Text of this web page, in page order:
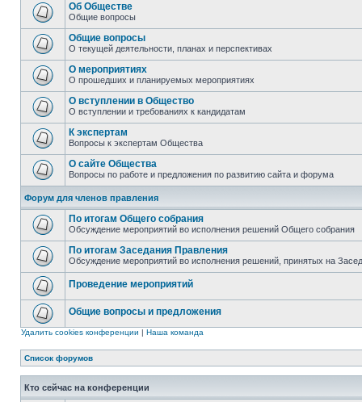
Об Обществе
Общие вопросы
Общие вопросы
О текущей деятельности, планах и перспективах
О мероприятиях
О прошедших и планируемых мероприятиях
О вступлении в Общество
О вступлении и требованиях к кандидатам
К экспертам
Вопросы к экспертам Общества
О сайте Общества
Вопросы по работе и предложения по развитию сайта и форума
Форум для членов правления
По итогам Общего собрания
Обсуждение мероприятий во исполнения решений Общего собрания
По итогам Заседания Правления
Обсуждение мероприятий во исполнения решений, принятых на
Проведение мероприятий
Общие вопросы и предложения
Удалить cookies конференции | Наша команда
Список форумов
Кто сейчас на конференции